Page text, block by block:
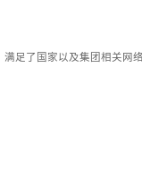
足了国家以及集团相关网